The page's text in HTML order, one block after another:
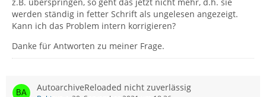
werden ständig in fetter Schrift als ungelesen angezeigt.
Kann ich das Problem intern korrigieren?
Danke für Antworten zu meiner Frage.
AutoarchiveReloaded nicht zuverlässig